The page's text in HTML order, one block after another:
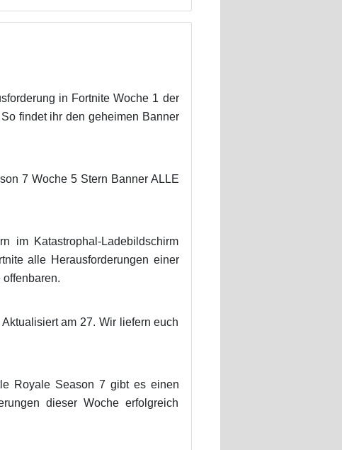
in Fortnite Woche 1 der
findet ihr den geheimen Banner
7 Woche 5 Stern Banner ALLE
Katastrophal-Ladebildschirm
alle Herausforderungen einer
am 27. Wir liefern euch
Royale Season 7 gibt es einen
dieser Woche erfolgreich